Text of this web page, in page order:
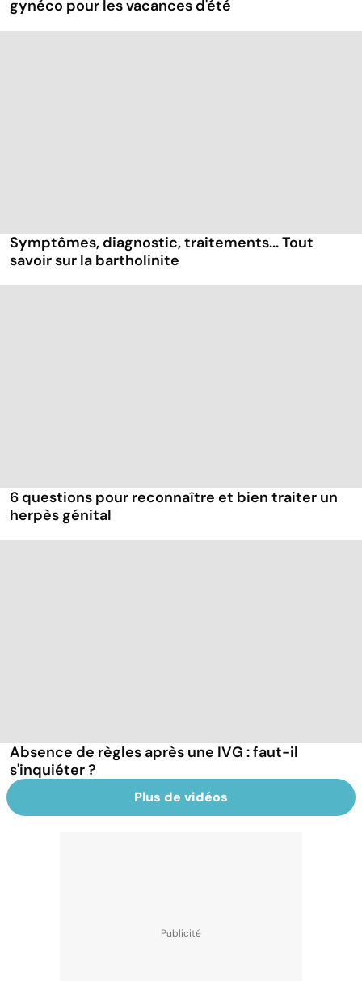
gynéco pour les vacances d'été
Symptômes, diagnostic, traitements... Tout
savoir sur la bartholinite
6 questions pour reconnaître et bien traiter un
herpès génital
Absence de règles après une IVG : faut-il
s'inquiéter ?
Plus de vidéos